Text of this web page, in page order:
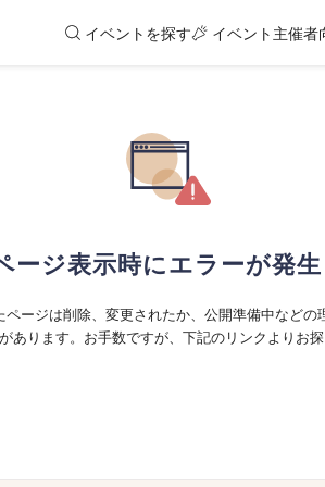
イベントを探す イベント主催者
ージ表示時にエラーが発生
ページは削除、変更されたか、公開準備中などの
あります。お手数ですが、下記のリンクよりお探